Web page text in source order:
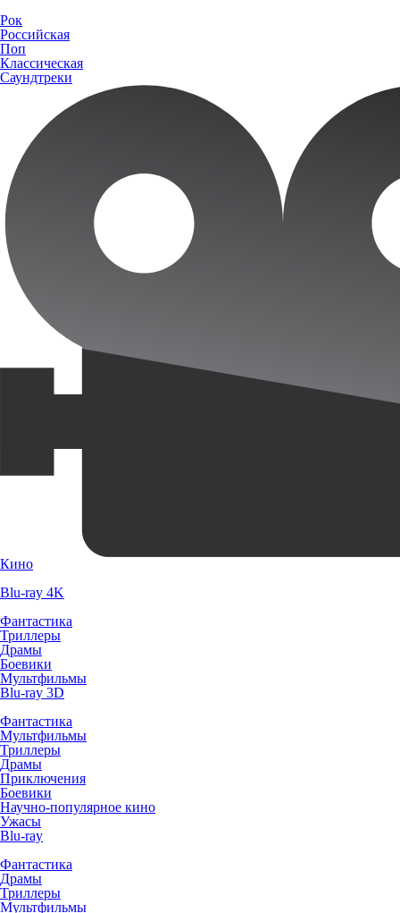
Рок
Российская
Поп
Классическая
Саундтреки
Кино
Blu-ray 4K
Фантастика
Триллеры
Драмы
Боевики
Мультфильмы
Blu-ray 3D
Фантастика
Мультфильмы
Триллеры
Драмы
Приключения
Боевики
Научно-популярное кино
Ужасы
Blu-ray
Фантастика
Драмы
Триллеры
Мультфильмы